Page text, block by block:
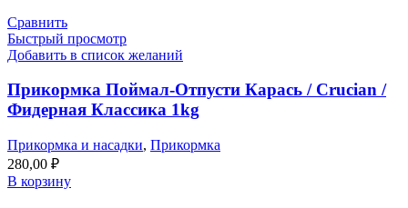
Сравнить
Быстрый просмотр
Добавить в список желаний
Прикормка Поймал-Отпусти Карась / Crucian /
Фидерная Классика 1kg
Прикормка и насадки, Прикормка
280,00 ₽
В корзину